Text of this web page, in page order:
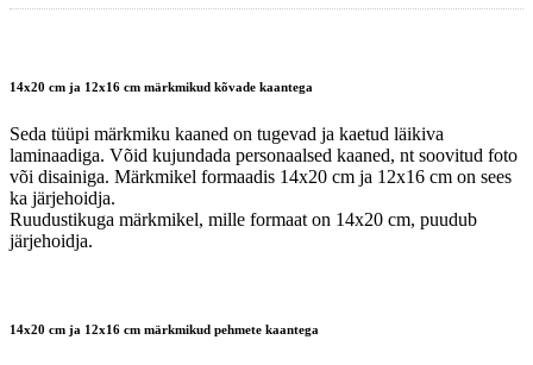
14x20 cm ja 12x16 cm märkmikud kõvade kaantega
Seda tüüpi märkmiku kaaned on tugevad ja kaetud läikiva
laminaadiga. Võid kujundada personaalsed kaaned, nt soovitud foto
või disainiga. Märkmikel formaadis 14x20 cm ja 12x16 cm on sees
ka järjehoidja.
Ruudustikuga märkmikel, mille formaat on 14x20 cm, puudub
järjehoidja.
14x20 cm ja 12x16 cm märkmikud pehmete kaantega